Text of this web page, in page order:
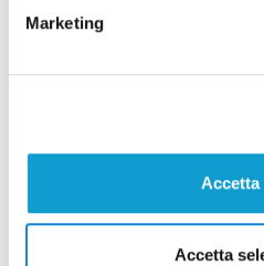
Marketing
Accetta